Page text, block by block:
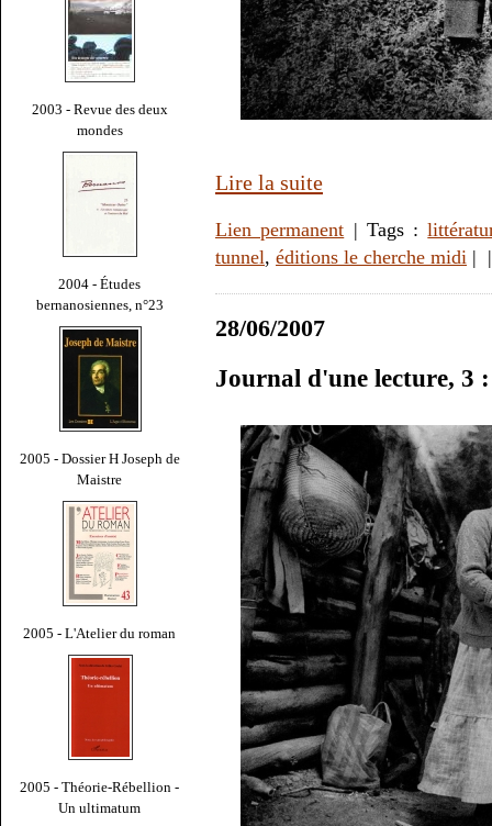
2003 - Revue des deux
mondes
2004 - Études
bernanosiennes, n°23
2005 - Dossier H Joseph de
Maistre
2005 - L'Atelier du roman
2005 - Théorie-Rébellion -
Un ultimatum
Lire la suite
Lien permanent | Tags :
tunnel, éditions le cherche midi |
28/06/2007
Journal d'une lecture, 3